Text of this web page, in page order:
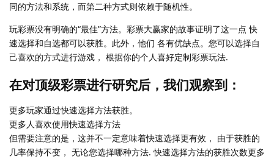
同的方法和系统，而第二种方式则依赖于随机性。
玩彩票没有明确的“最佳”方法。彩票大赢家的故事证明了这一点 快
速选择和自选都可以获胜。此外，他们 各有优缺点。您可以选择自
己喜欢的方式进行游戏， 根据你的个人喜好定制彩票玩法.
在对顶级彩票进行研究后，我们观察到：
更多玩家通过快速选择方法获胜。
更多人喜欢使用快速选择方法
但需要注意的是，这并不一定意味着快速选择更有效， 由于获胜的
几率保持不变， 无论您选择哪种方法. 快速选择方法的获胜次数更多